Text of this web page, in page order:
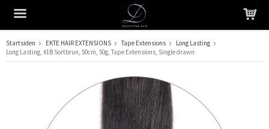
Produktet har blitt lagt til i handlekurven din
Startsiden EKTE HAIR EXTENSIONS Tape Extensions
Long Lasting
Long Lasting, #1B Sortbrun, 50cm, 50g, Tape Extensions, Single drawn